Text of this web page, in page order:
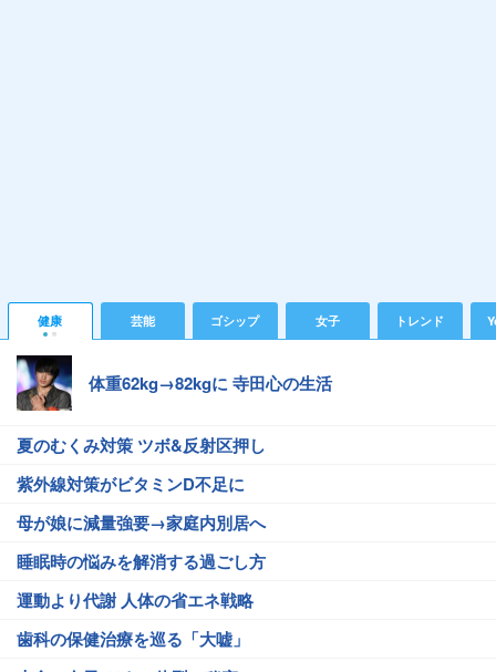
健康 芸能 ゴシップ 女子 トレンド
体重62kg→82kgに 寺田心の生活
夏のむくみ対策 ツボ&反射区押し
紫外線対策がビタミンD不足に
母が娘に減量強要→家庭内別居へ
睡眠時の悩みを解消する過ごし方
運動より代謝 人体の省エネ戦略
歯科の保健治療を巡る「大嘘」